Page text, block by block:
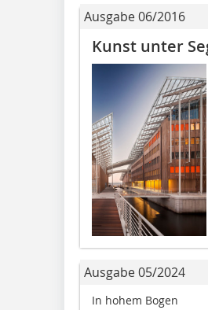
Ausgabe 06/2016
Kunst unter
Ausgabe 05/2024
In hohem Bogen